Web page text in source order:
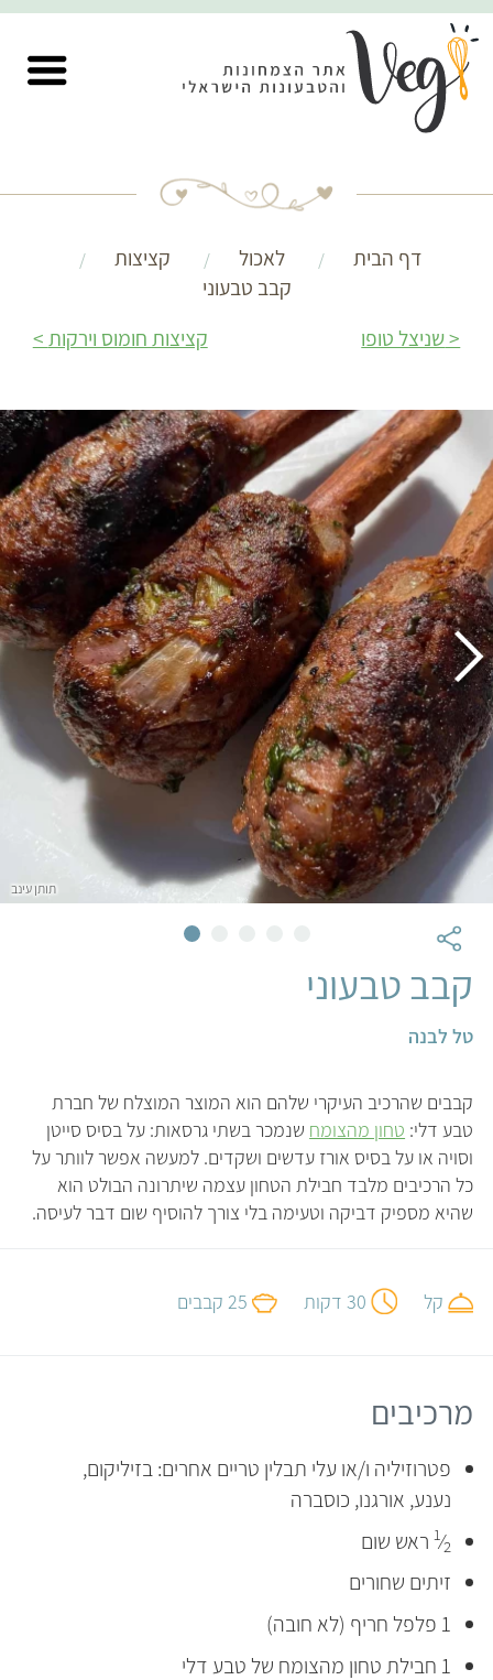
דף הבית לאכול
קציצות
קבב טבעוני
שניצל טופו
קציצות חומוס וירקות
תותן עינב
קבב טבעוני
טל לבנה
קבבים שהרכיב העיקרי שלהם הוא המוצר המוצלח של חברת
טבע דלי: טחון מהצומח שנמכר בשתי גרסאות: על בסיס סייטן
וסויה או על בסיס אורז עדשים ושקדים. למעשה אפשר לוותר על
כל הרכיבים מלבד חבילת הטחון עצמה שיתרונה הבולט הוא
שהיא מספיק דביקה וטעימה בלי צורך להוסיף שום דבר לעיסה.
קל 30 דקות 25 קבבים
מרכיבים
פטרוזיליה ו/או עלי תבלין טריים אחרים: בזיליקום,
נענע, אורגנו, כוסברה
1⁄2 ראש שום
זיתים שחורים
1 פלפל חריף (לא חובה)
1 חבילת טחון מהצומח של טבע דלי